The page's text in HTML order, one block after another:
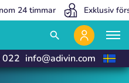
24 timmar Exklusiv
search
close
info@adivin.com
close